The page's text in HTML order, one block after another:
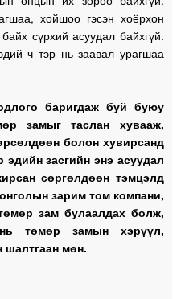
хойшоо гэсэн хоёрхон
сүрхий асуудал байхгүй.
ч тэр нь заавал урагшаа
баригдаж буй буюу
замыг таслан хувааж,
болон хувирсанд
засгийн энэ асуудал
сөргөлдөөн тэмцэлд
зарим том компани,
зам булаалдах болж,
төмөр замын хэрүүл,
шалтгаан мөн.